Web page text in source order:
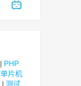
| PHP
单片机
| 测试